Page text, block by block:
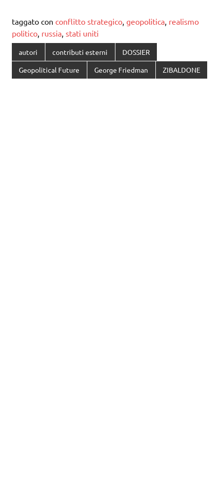
taggato con conflitto strategico, geopolitica, realismo
politico, russia, stati uniti
autori contributi esterni DOSSIER
Geopolitical Future George Friedman ZIBALDONE